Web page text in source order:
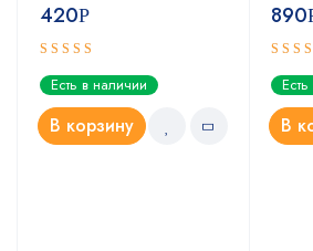
420Р
Оценка
5.00из 5
Есть в наличии
В корзину
890
4.67
В